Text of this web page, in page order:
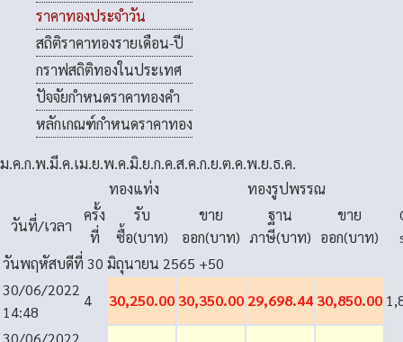
ราคาทองประจำวัน
สถิติราคาทองรายเดือน-ปี
กราฟสถิติทองในประเทศ
ปัจจัยกำหนดราคาทองคำ
หลักเกณฑ์กำหนดราคาทอง
ม.ค.ก.พ.มี.ค.เม.ย.พ.ค.มิ.ย.ก.ค.ส.ค.ก.ย.ต.ค.พ.ย.ธ.ค.
ทองแท่ง
ทองรูปพรรณ
วันที่/เวลา
ครั้ง
ที่
รับ
ซื้อ(บาท)
ขาย
ออก(บาท)
ฐาน
ภาษี(บาท)
ขาย
ออก(บาท)
วันพฤหัสบดีที่ 30 มิถุนายน 2565 +50
30/06/2022
14:48
4 30,250.00 30,350.00 29,698.44 30,850.00